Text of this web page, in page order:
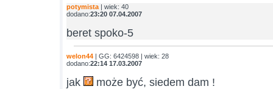
potymista | wiek: 40
dodano:23:20 07.04.2007
beret spoko-5
welon44 | GG: 6424598 | wiek: 28
dodano:22:14 17.03.2007
jak może być, siedem dam !